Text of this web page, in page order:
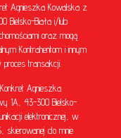
Agnieszka Kowalska z
Bielsko-Biała i/lub
oraz mogą
Kontrahentom i innym
proces transakcji.
Agnieszka
1A, 43-300 Bielsko-
elektronicznej, w
skierowanej do mnie